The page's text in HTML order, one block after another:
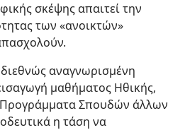
σκέψης απαιτεί την
των «ανοικτών»
αναγνωρισμένη
μαθήματος Ηθικής,
Προγράμματα Σπουδών άλλων
η τάση να